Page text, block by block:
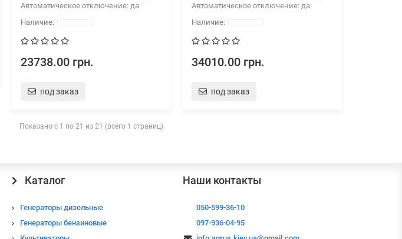
Автоматическое отключение: да
23738.00 грн.
под заказ
Автоматическое отключение: да
34010.00 грн.
под заказ
Показано с 1 по 21 из 21 (всего 1 страниц)
Каталог
Генераторы дизельные
Генераторы бензиновые
Наши контакты
050-599-36-10
097-936-04-95